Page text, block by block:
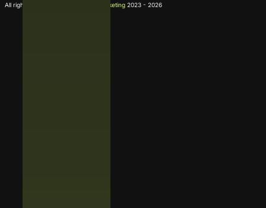
All rights reserved La Agencia D Marketing 2023 - 2026